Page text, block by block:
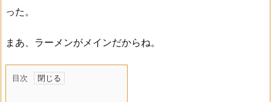
った。
まあ、ラーメンがメインだからね。
目次